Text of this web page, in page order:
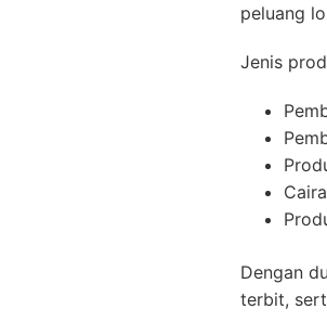
peluang
Jenis
Dengan
terbit,